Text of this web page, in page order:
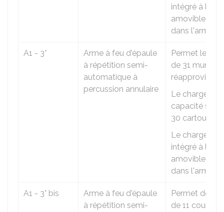
intégré à
amovible et
dans l'arme.
A1 - 3°
Arme à feu d'épaule
à répétition semi-
automatique à
percussion annulaire
Permet le tir
de 31
Le chargeur a
capacité
30
Le chargeur
intégré à
amovible et
dans l'arme.
A1 - 3° bis
Arme à feu d'épaule
à répétition semi-
Permet de
de 11 coups